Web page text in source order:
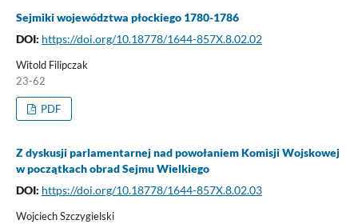
Sejmiki województwa płockiego 1780-1786
DOI: https://doi.org/10.18778/1644-857X.8.02.02
Witold Filipczak
23-62
PDF
Z dyskusji parlamentarnej nad powołaniem Komisji Wojskowej
w początkach obrad Sejmu Wielkiego
DOI: https://doi.org/10.18778/1644-857X.8.02.03
Wojciech Szczygielski